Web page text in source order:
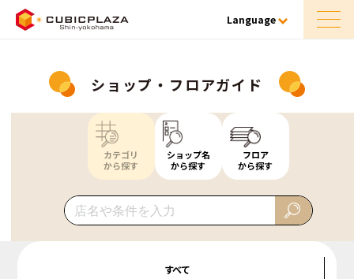
Language
ショップ・フロアガイド
カテゴリ
から探す
ショップ名
から探す
フロア
から探す
すべて